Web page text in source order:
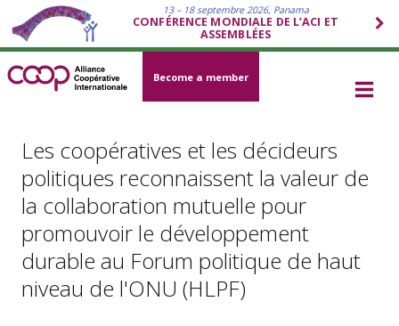
13 – 18 septembre 2026, Panama
CONFÉRENCE MONDIALE DE L’ACI ET
ASSEMBLÉES
Become a member
Les coopératives et les décideurs
politiques reconnaissent la valeur de
la collaboration mutuelle pour
promouvoir le développement
durable au Forum politique de haut
niveau de l'ONU (HLPF)